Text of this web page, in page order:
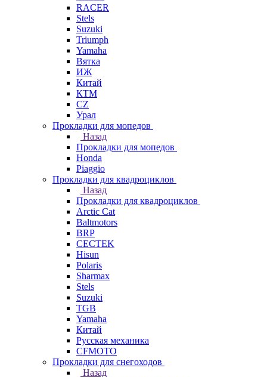
RACER
Stels
Suzuki
Triumph
Yamaha
Вятка
ИЖ
Китай
КТМ
СZ
Урал
Прокладки для мопедов
Назад
Прокладки для мопедов
Honda
Piaggio
Прокладки для квадроциклов
Назад
Прокладки для квадроциклов
Arctic Cat
Baltmotors
BRP
CECTEK
Hisun
Polaris
Sharmax
Stels
Suzuki
TGB
Yamaha
Китай
Русская механика
СFMOTO
Прокладки для снегоходов
Назад